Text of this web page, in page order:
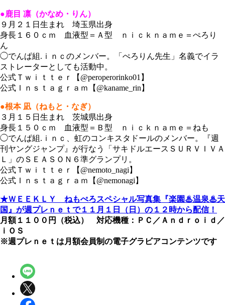
●鹿目 凛（かなめ・りん）
９月２１日生まれ 埼玉県出身
身長１６０ｃｍ 血液型＝Ａ型 ｎｉｃｋｎａｍｅ＝ぺろり
ん
◯でんぱ組.ｉｎｃのメンバー。「ぺろりん先生」名義でイラ
ストレーターとしても活動中。
公式Ｔｗｉｔｔｅｒ【@peroperorinko01】
公式Ｉｎｓｔａｇｒａｍ【@kaname_rin】
●根本 凪（ねもと・なぎ）
３月１５日生まれ 茨城県出身
身長１５０ｃｍ 血液型＝Ｂ型 ｎｉｃｋｎａｍｅ＝ねも
◯でんぱ組.ｉｎｃ、虹のコンキスタドールのメンバー。『週
刊ヤングジャンプ』が行なう「サキドルエースＳＵＲＶＩＶＡ
Ｌ」のＳＥＡＳＯＮ６準グランプリ。
公式Ｔｗｉｔｔｅｒ【@nemoto_nagi】
公式Ｉｎｓｔａｇｒａｍ【@nemonagi】
★ＷＥＥＫＬＹ ねもぺろスペシャル写真集『楽園♨温泉♨天
国』が週プレｎｅｔで１１月１日（日）の１２時から配信！
月額１１００円（税込） 対応機種：ＰＣ／Ａｎｄｒｏｉｄ／
ｉＯＳ
※週プレｎｅｔは月額会員制の電子グラビアコンテンツです